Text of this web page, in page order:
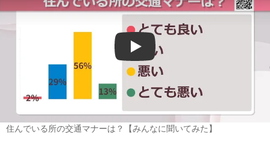
Play
住んでいる所の交通マナーは？【みんなに聞いてみた】